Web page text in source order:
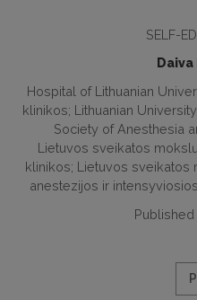
SELF-
Hospital of Lithuanian
klinikos; Lithuanian
Society of Anesthesia
Lietuvos sveikatos
klinikos; Lietuvos sveikatos
anestezijos ir